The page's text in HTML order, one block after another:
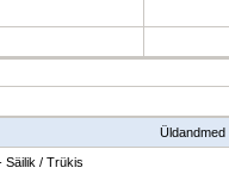
Üldandmed
Säilik / Trükis